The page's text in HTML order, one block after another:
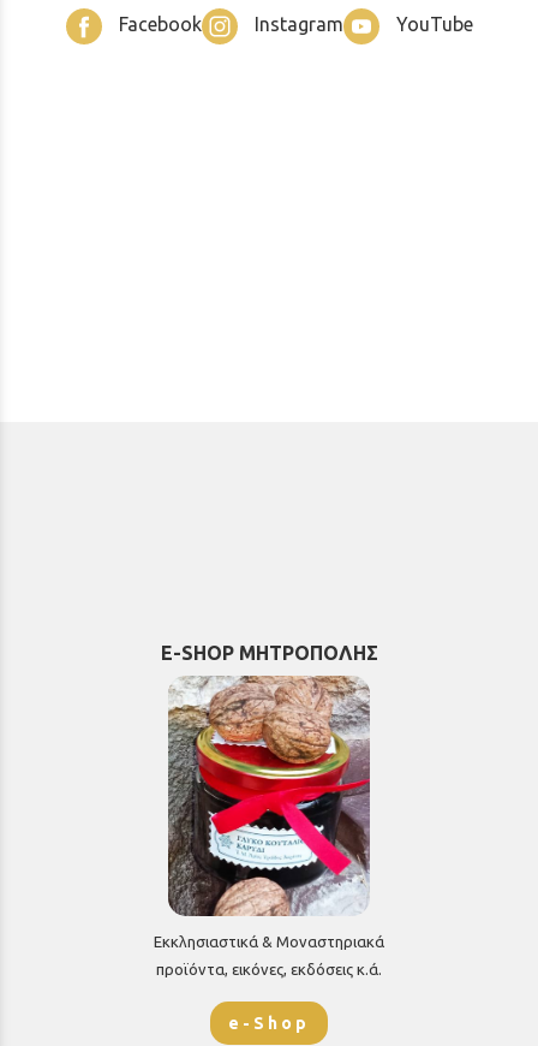
Facebook Instagram YouTube
E-SHOP ΜΗΤΡΟΠΟΛΗΣ
Εκκλησιαστικά & Μοναστηριακά
προϊόντα, εικόνες, εκδόσεις κ.ά.
e-Shop